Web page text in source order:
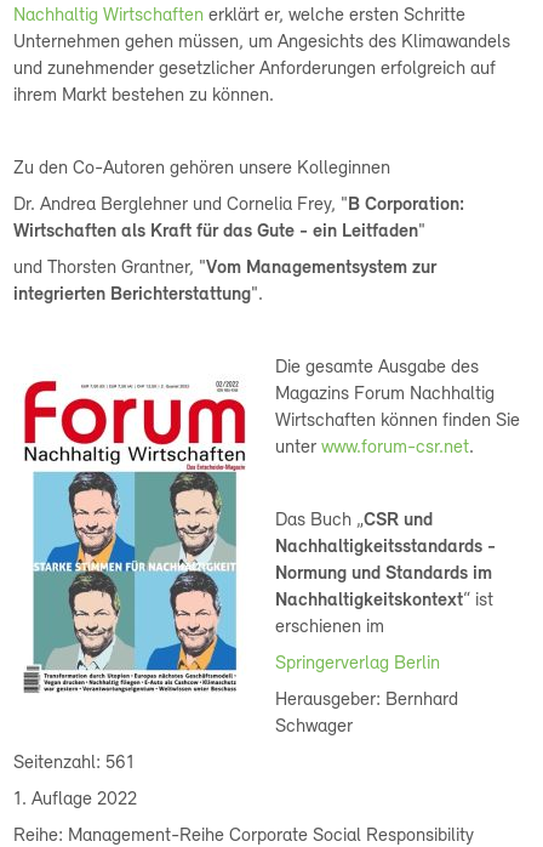
Nachhaltig Wirtschaften erklärt er, welche ersten Schritte
Unternehmen gehen müssen, um Angesichts des Klimawandels
und zunehmender gesetzlicher Anforderungen erfolgreich auf
ihrem Markt bestehen zu können.
Zu den Co-Autoren gehören unsere Kolleginnen
Dr. Andrea Berglehner und Cornelia Frey, " B Corporation:
Wirtschaften als Kraft für das Gute - ein Leitfaden"
und Thorsten Grantner, "Vom Managementsystem zur
integrierten Berichterstattung".
Die gesamte Ausgabe des
Magazins Forum Nachhaltig
Wirtschaften können finden Sie
unterwww.forum-csr.net.
Das Buch „CSR und
Nachhaltigkeitsstandards -
Normung und Standards im
Nachhaltigkeitskontext“ ist
erschienen im
Springerverlag Berlin
Herausgeber: Bernhard
Schwager
Seitenzahl: 561
1. Auflage 2022
Reihe: Management-Reihe Corporate Social Responsibility